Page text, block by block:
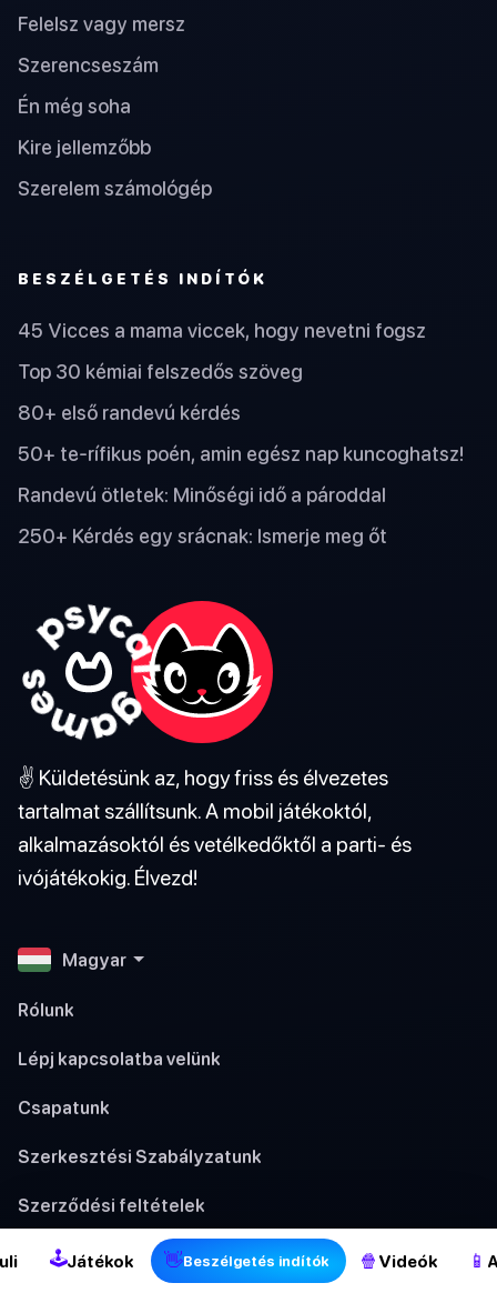
2
🕹Játékok 👋Beszélgetés indítók 🍿 Videók 📱
Felelsz vagy mersz
Szerencseszám
Én még soha
Kire jellemzőbb
Szerelem számológép
BESZÉLGETÉS INDÍTÓK
45 Vicces a mama viccek, hogy nevetni fogsz
Top 30 kémiai felszedős szöveg
80+ első randevú kérdés
50+ te-rífikus poén, amin egész nap kuncoghatsz!
Randevú ötletek: Minőségi idő a pároddal
250+ Kérdés egy srácnak: Ismerje meg őt
✌️ Küldetésünk az, hogy friss és élvezetes
tartalmat szállítsunk. A mobil játékoktól,
alkalmazásoktól és vetélkedőktől a parti- és
ivójátékokig. Élvezd!
Magyar
Rólunk
Lépj kapcsolatba velünk
Csapatunk
Szerkesztési Szabályzatunk
Szerződési feltételek
Adatvédelem